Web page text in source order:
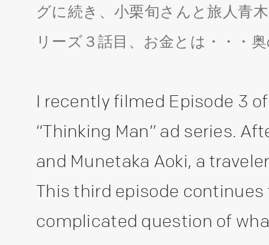
グに続き、小栗旬さんと旅人青
リーズ３話目、お金とは・・・
I recently filmed Episode 3
“Thinking Man” ad series.
and Munetaka Aoki, a
This third episode
complicated question of